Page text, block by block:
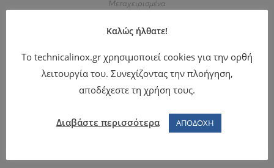
Μεταχειρισμένα
Φριτέζες Ηλεκτρικές Επιτραπέζιες
Καλώς ήλθατε!
Το technicalinox.gr χρησιμοποιεί cookies για την ορθή
λειτουργία του. Συνεχίζοντας την πλοήγηση,
αποδέχεστε τη χρήση τους.
Διαβάστε περισσότερα ΑΠΟΔΟΧΗ